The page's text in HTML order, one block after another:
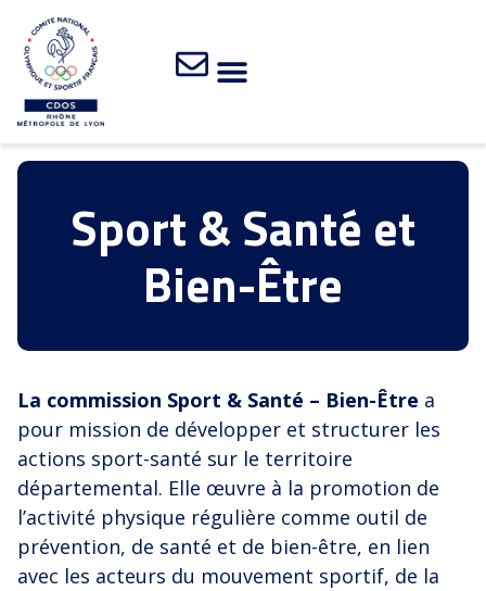
Sport & Santé et
Bien-Être
La commission Sport & Santé – Bien-Être a
pour mission de développer et structurer les
actions sport-santé sur le territoire
départemental. Elle œuvre à la promotion de
l’activité physique régulière comme outil de
prévention, de santé et de bien-être, en lien
avec les acteurs du mouvement sportif, de la